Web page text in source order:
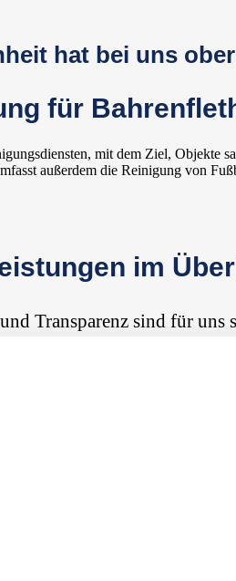
hat bei uns
für
mit dem Ziel, Objekte
außerdem die Reinigung von
im
Transparenz sind für uns